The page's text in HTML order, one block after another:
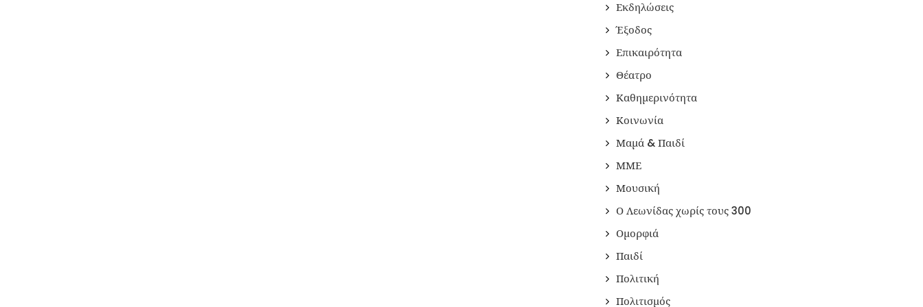
Εκδηλώσεις
Έξοδος
Επικαιρότητα
Θέατρο
Καθημερινότητα
Κοινωνία
Μαμά & Παιδί
ΜΜΕ
Μουσική
Ο Λεωνίδας χωρίς τους 300
Ομορφιά
Παιδί
Πολιτική
Πολιτισμός